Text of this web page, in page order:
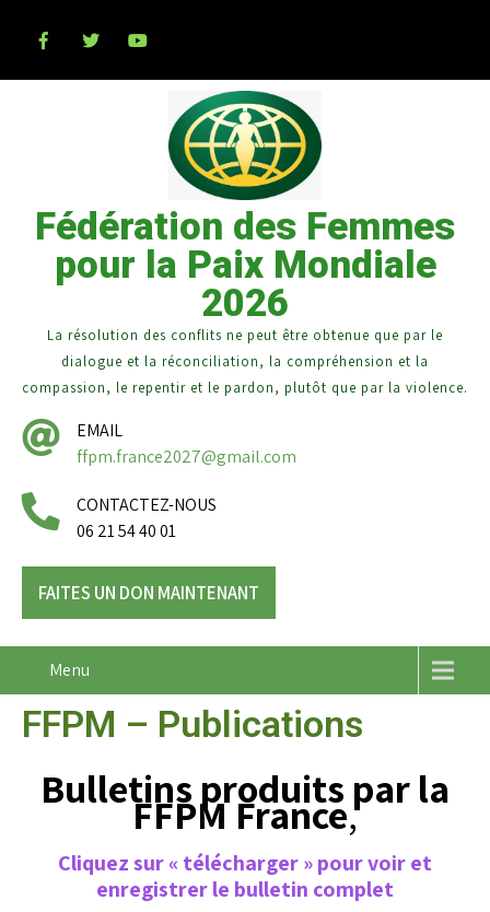
Fédération des Femmes
pour la Paix Mondiale
2026
La résolution des conflits ne peut être obtenue que par le
dialogue et la réconciliation, la compréhension et la
compassion, le repentir et le pardon, plutôt que par la violence.
EMAIL
ffpm.france2027@gmail.com
CONTACTEZ-NOUS
06 21 54 40 01
FAITES UN DON MAINTENANT
Menu
FFPM – Publications
Bulletins produits par la
FFPM France,
Cliquez sur « télécharger » pour voir et
enregistrer le bulletin complet